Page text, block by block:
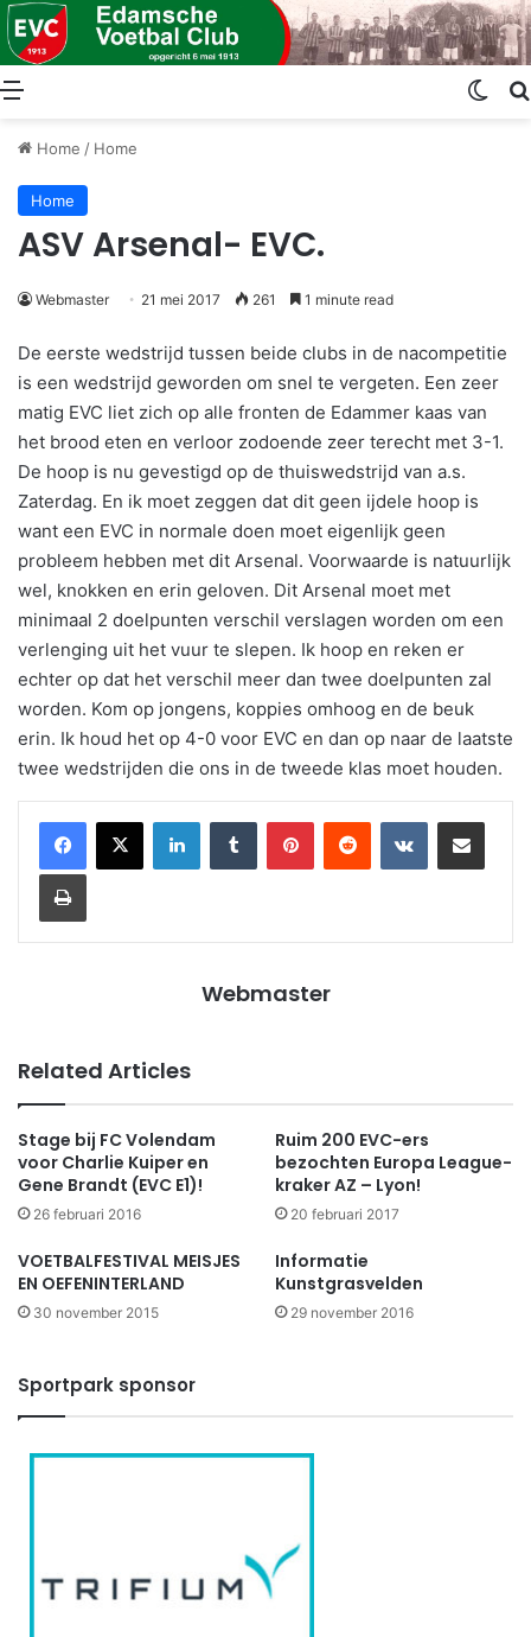
Menu
Home / Home
Home
ASV Arsenal- EVC.
Webmaster 21 mei 2017 261 1 minute read
De eerste wedstrijd tussen beide clubs in de nacompetitie
is een wedstrijd geworden om snel te vergeten. Een zeer
matig EVC liet zich op alle fronten de Edammer kaas van
het brood eten en verloor zodoende zeer terecht met 3-1.
De hoop is nu gevestigd op de thuiswedstrijd van a.s.
Zaterdag. En ik moet zeggen dat dit geen ijdele hoop is
want een EVC in normale doen moet eigenlijk geen
probleem hebben met dit Arsenal. Voorwaarde is natuurlijk
wel, knokken en erin geloven. Dit Arsenal moet met
minimaal 2 doelpunten verschil verslagen worden om een
verlenging uit het vuur te slepen. Ik hoop en reken er
echter op dat het verschil meer dan twee doelpunten zal
worden. Kom op jongens, koppies omhoog en de beuk
erin. Ik houd het op 4-0 voor EVC en dan op naar de laatste
twee wedstrijden die ons in de tweede klas moet houden.
LinkedInTumblr PinterestReddit VKontakteShare via Email
Print
Webmaster
Related Articles
Stage bij FC Volendam
voor Charlie Kuiper en
Gene Brandt (EVC E1)!
26 februari 2016
Ruim 200 EVC-ers
bezochten Europa League-
kraker AZ – Lyon!
20 februari 2017
VOETBALFESTIVAL MEISJES
EN OEFENINTERLAND
30 november 2015
Informatie
Kunstgrasvelden
29 november 2016
Sportpark sponsor